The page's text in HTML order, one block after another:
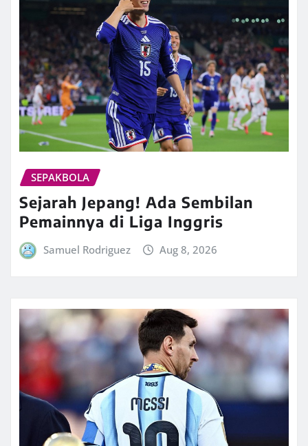
SEPAKBOLA
Sejarah Jepang! Ada Sembilan
Pemainnya di Liga Inggris
Samuel Rodriguez Aug 8, 2026